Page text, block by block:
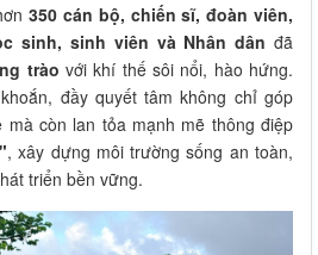
350 cán bộ, chiến sĩ, đoàn viên,
sinh, sinh viên và Nhân dân đã
trào với khí thế sôi nổi, hào hứng.
đầy quyết tâm không chỉ góp
mà còn lan tỏa mạnh mẽ thông điệp
, xây dựng môi trường sống an toàn,
triển bền vững.